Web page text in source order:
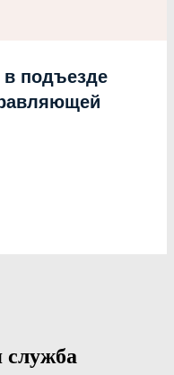
в подъезде
служба